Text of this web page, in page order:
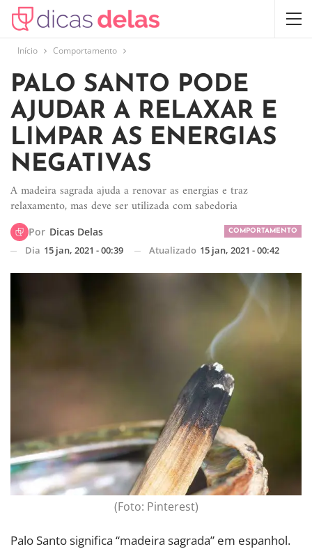
Início Comportamento
PALO SANTO PODE
AJUDAR A RELAXAR E
LIMPAR AS ENERGIAS
NEGATIVAS
A madeira sagrada ajuda a renovar as energias e traz
relaxamento, mas deve ser utilizada com sabedoria
COMPORTAMENTO
Por Dicas Delas
Dia 15 jan, 2021 - 00:39 Atualizado 15 jan, 2021 - 00:42
(Foto: Pinterest)
Palo Santo significa “madeira sagrada” em espanhol.